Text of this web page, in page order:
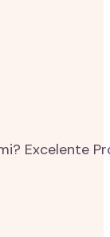
Excelente